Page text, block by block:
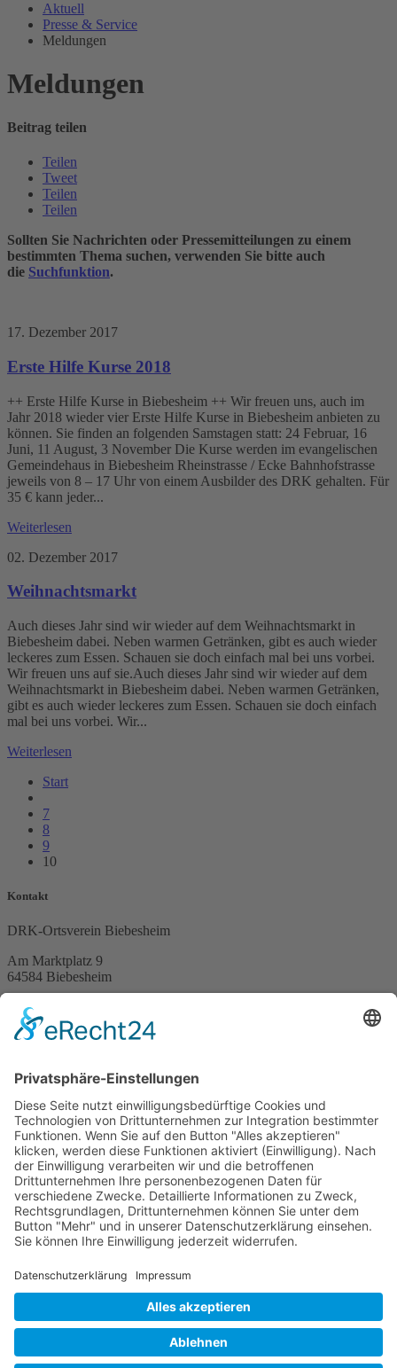
Aktuell
Presse & Service
Meldungen
Meldungen
Beitrag teilen
Teilen
Tweet
Teilen
Teilen
Sollten Sie Nachrichten oder Pressemitteilungen zu einem
bestimmten Thema suchen, verwenden Sie bitte auch
die Suchfunktion.
17. Dezember 2017
Erste Hilfe Kurse 2018
++ Erste Hilfe Kurse in Biebesheim ++ Wir freuen uns, auch im
Jahr 2018 wieder vier Erste Hilfe Kurse in Biebesheim anbieten zu
können. Sie finden an folgenden Samstagen statt: 24 Februar, 16
Juni, 11 August, 3 November Die Kurse werden im evangelischen
Gemeindehaus in Biebesheim Rheinstrasse / Ecke Bahnhofstrasse
jeweils von 8 – 17 Uhr von einem Ausbilder des DRK gehalten. Für
35 € kann jeder...
Weiterlesen
02. Dezember 2017
Weihnachtsmarkt
Auch dieses Jahr sind wir wieder auf dem Weihnachtsmarkt in
Biebesheim dabei. Neben warmen Getränken, gibt es auch wieder
leckeres zum Essen. Schauen sie doch einfach mal bei uns vorbei.
Wir freuen uns auf sie.Auch dieses Jahr sind wir wieder auf dem
Weihnachtsmarkt in Biebesheim dabei. Neben warmen Getränken,
gibt es auch wieder leckeres zum Essen. Schauen sie doch einfach
mal bei uns vorbei. Wir...
Weiterlesen
Start
7
8
9
10
Kontakt
DRK-Ortsverein Biebesheim
Am Marktplatz 9
64584 Biebesheim
Telefon (06258) 7585
DE51 5519 0000 02747090 13
Service
Kontakt
Sitemap
Datenschutz
Impressum
RSS-Feed
Suche
Social Media-Kanäle des DRK